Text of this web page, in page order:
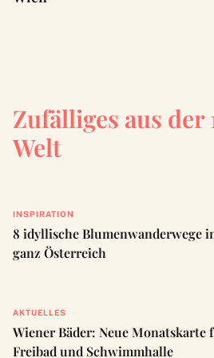
Zufälliges aus
Welt
INSPIRATION
8 idyllische Blumenwanderwege
ganz Österreich
AKTUELLES
Wiener Bäder: Neue Monatskarte
Freibad und Schwimmhalle